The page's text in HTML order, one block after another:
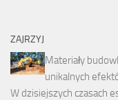
ZAJRZYJ
Materiały
unikalnych
W dzisiejszych czasach